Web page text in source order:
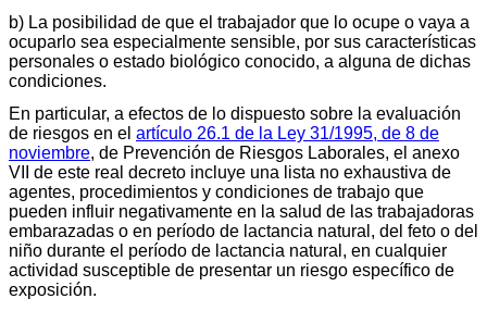
b) La posibilidad de que el trabajador que lo ocupe o vaya a
ocuparlo sea especialmente sensible, por sus características
personales o estado biológico conocido, a alguna de dichas
condiciones.
En particular, a efectos de lo dispuesto sobre la evaluación
de riesgos en el artículo 26.1 de la Ley 31/1995, de 8 de
noviembre, de Prevención de Riesgos Laborales, el anexo
VII de este real decreto incluye una lista no exhaustiva de
agentes, procedimientos y condiciones de trabajo que
pueden influir negativamente en la salud de las trabajadoras
embarazadas o en período de lactancia natural, del feto o del
niño durante el período de lactancia natural, en cualquier
actividad susceptible de presentar un riesgo específico de
exposición.